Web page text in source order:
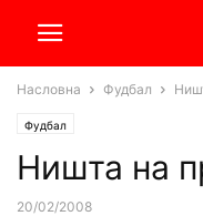
Насловна Фудбал
Фудбал
Ништа на
20/02/2008